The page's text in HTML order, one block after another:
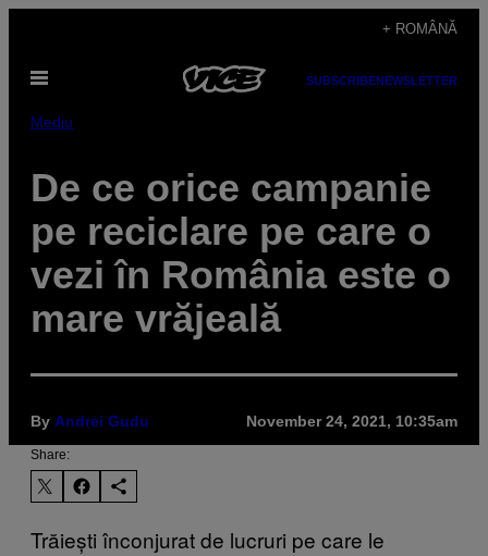
content
+ ROMÂNĂ
Open
SUBSCRIBENEWSLETTER
Mediu
De ce orice campanie
pe reciclare pe care o
vezi în România este o
mare vrăjeală
By Andrei Gudu November 24, 2021, 10:35am
Share:
Trăiești înconjurat de lucruri pe care le